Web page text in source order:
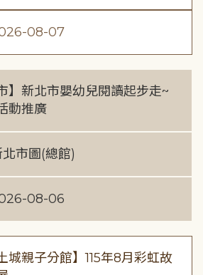
08-07
】新北市嬰幼兒閱讀起步走~
動推廣
北市圖(總館)
08-06
城親子分館】115年8月彩虹故